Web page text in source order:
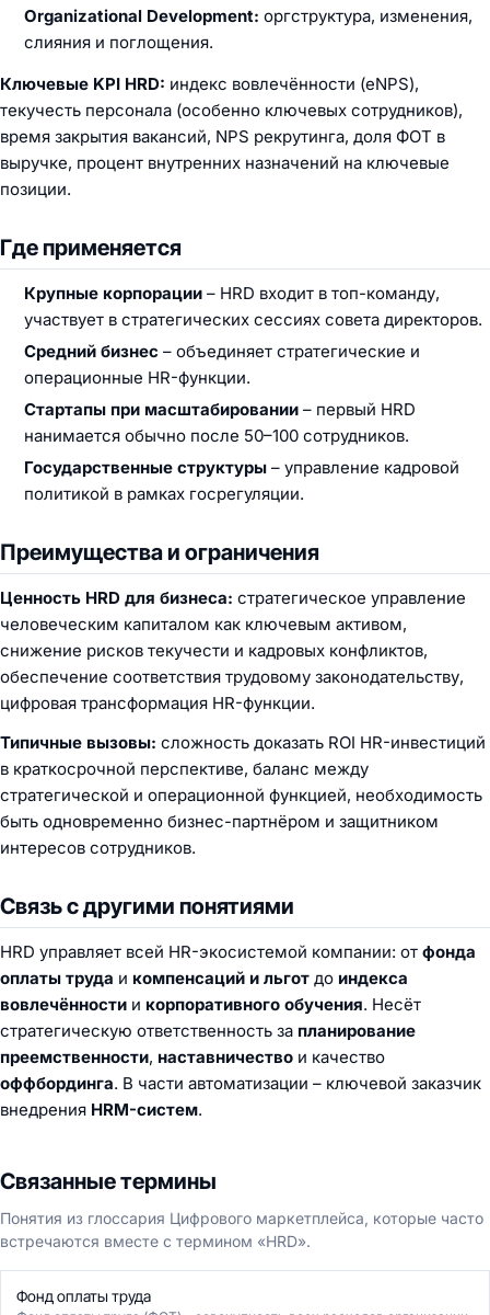
Organizational Development: оргструктура, изменения,
слияния и поглощения.
Ключевые KPI HRD: индекс вовлечённости (eNPS),
текучесть персонала (особенно ключевых сотрудников),
время закрытия вакансий, NPS рекрутинга, доля ФОТ в
выручке, процент внутренних назначений на ключевые
позиции.
Где применяется
Крупные корпорации – HRD входит в топ-команду,
участвует в стратегических сессиях совета директоров.
Средний бизнес – объединяет стратегические и
операционные HR-функции.
Стартапы при масштабировании – первый HRD
нанимается обычно после 50–100 сотрудников.
Государственные структуры – управление кадровой
политикой в рамках госрегуляции.
Преимущества и ограничения
Ценность HRD для бизнеса: стратегическое управление
человеческим капиталом как ключевым активом,
снижение рисков текучести и кадровых конфликтов,
обеспечение соответствия трудовому законодательству,
цифровая трансформация HR-функции.
Типичные вызовы: сложность доказать ROI HR-инвестиций
в краткосрочной перспективе, баланс между
стратегической и операционной функцией, необходимость
быть одновременно бизнес-партнёром и защитником
интересов сотрудников.
Связь с другими понятиями
HRD управляет всей HR-экосистемой компании: от фонда
оплаты труда и компенсаций и льгот до индекса
вовлечённости и корпоративного обучения. Несёт
стратегическую ответственность за планирование
преемственности, наставничество и качество
оффбординга. В части автоматизации – ключевой заказчик
внедрения HRM-систем.
Связанные термины
Понятия из глоссария Цифрового маркетплейса, которые часто
встречаются вместе с термином «HRD».
Фонд оплаты труда